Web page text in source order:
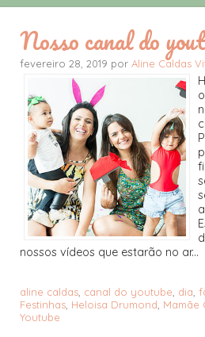
Nosso canal do
fevereiro 28, 2019 por Aline Caldas
nossos vídeos que estarão no ar...
aline caldas canal do youtube dia
Festinhas Heloisa Drumond Mamãe
Youtube